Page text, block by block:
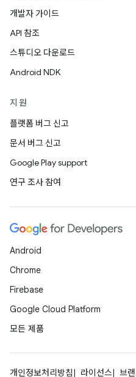
개발자 가이드
API 참조
스튜디오 다운로드
Android NDK
지원
플랫폼 버그 신고
문서 버그 신고
Google Play support
연구 조사 참여
Android
Chrome
Firebase
Google Cloud Platform
모든 제품
개인정보처리방침 라이선스 브